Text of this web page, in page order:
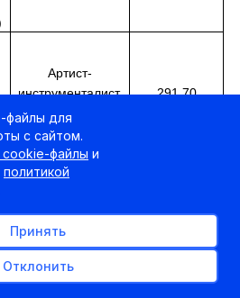
Артист-
инструменталист.
Преподаватель
291,70
Артист-
Преподаватель
файлы для
с сайтом.
cookie-файлы и
политикой
Принять
Отклонить